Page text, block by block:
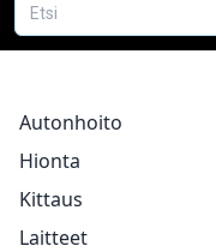
Autonhoito
Hionta
Kittaus
Laitteet